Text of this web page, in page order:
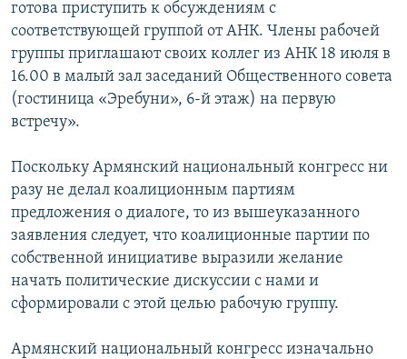
готова приступить к обсуждениям с
соответствующей группой от АНК. Члены рабочей
группы приглашают своих коллег из АНК 18 июля в
16.00 в малый зал заседаний Общественного совета
(гостиница «Эребуни», 6-й этаж) на первую
встречу».
Поскольку Армянский национальный конгресс ни
разу не делал коалиционным партиям
предложения о диалоге, то из вышеуказанного
заявления следует, что коалиционные партии по
собственной инициативе выразили желание
начать политические дискуссии с нами и
сформировали с этой целью рабочую группу.
Армянский национальный конгресс изначально